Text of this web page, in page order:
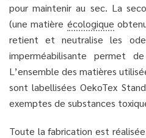
pour maintenir au sec. La
(une matière écologique
retient et neutralise les
imperméabilisante permet
L’ensemble des matières
sont labellisées OekoTex
exemptes de substances
Toute la fabrication est